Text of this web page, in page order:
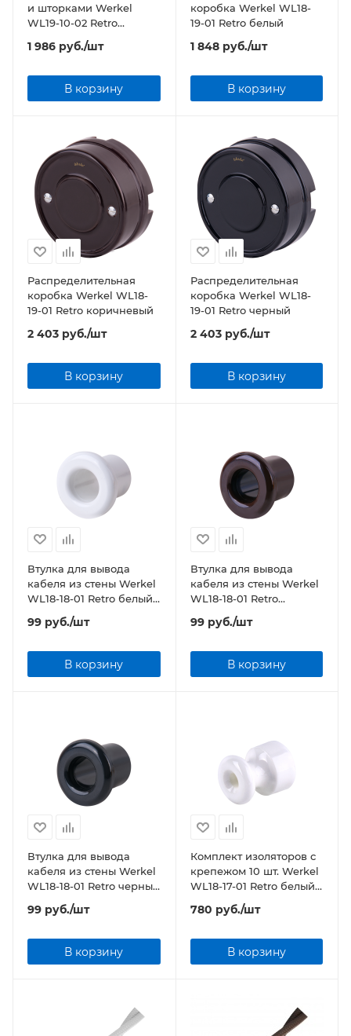
и шторками Werkel
WL19-10-02 Retro
матовый хром
1 986 руб./шт
В корзину
коробка Werkel WL18-
19-01 Retro белый
1 848руб./шт
В корзину
Распределительная
коробка Werkel WL18-
19-01 Retro коричневый
2 403 руб./шт
В корзину
Распределительная
коробка Werkel WL18-
19-01 Retro черный
2 403руб./шт
В корзину
Втулка для вывода
кабеля из стены Werkel
WL18-18-01 Retro белый
99 руб./шт
В корзину
Втулка для вывода
кабеля из стены Werkel
WL18-18-01 Retro
коричневый (2 шт.)
99руб./шт
В корзину
Втулка для вывода
кабеля из стены Werkel
WL18-18-01 Retro черный
99 руб./шт
В корзину
Комплект изоляторов с
крепежом 10 шт. Werkel
WL18-17-01 Retro белый
780 руб./шт
В корзину